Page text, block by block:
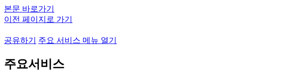
본문 바로가기
이전 페이지로 가기
공유하기 주요 서비스 메뉴 열기
주요서비스